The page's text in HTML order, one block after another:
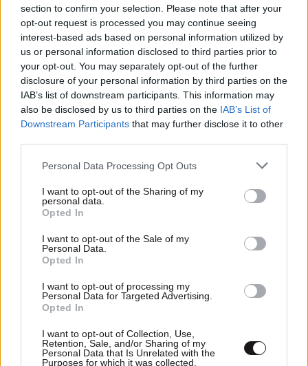
section to confirm your selection. Please note that after your
opt-out request is processed you may continue seeing
interest-based ads based on personal information utilized by
us or personal information disclosed to third parties prior to
your opt-out. You may separately opt-out of the further
disclosure of your personal information by third parties on the
IAB’s list of downstream participants. This information may
also be disclosed by us to third parties on the IAB’s List of
Downstream Participants that may further disclose it to other
Please note that this website/app uses one or more Google
not limited to your visit or usage behaviour. You may click to
grant or deny consent to Google and its third-party tags to
use your data for below specified purposes in below Google
consent section.
Personal Data Processing Opt Outs
I want to opt-out of the Sharing of my
personal data.
Opted In
I want to opt-out of the Sale of my
Personal Data.
Opted In
I want to opt-out of processing my
Personal Data for Targeted Advertising.
Opted In
I want to opt-out of Collection, Use,
Retention, Sale, and/or Sharing of my
Personal Data that Is Unrelated with the
Purposes for which it was collected.
Χειροπέδες σε οκτώ ισπανούς που μάχονταν στην
Ουκρανία